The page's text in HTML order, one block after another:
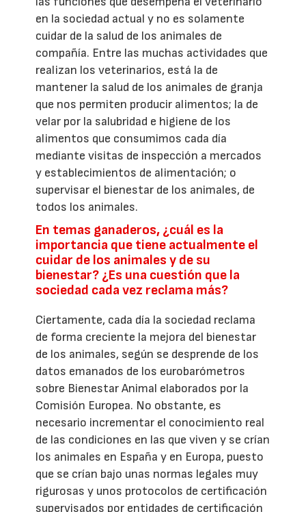
en la sociedad actual y no es solamente
cuidar de la salud de los animales de
compañía. Entre las muchas actividades que
realizan los veterinarios, está la de
mantener la salud de los animales de granja
que nos permiten producir alimentos; la de
velar por la salubridad e higiene de los
alimentos que consumimos cada día
mediante visitas de inspección a mercados
y establecimientos de alimentación; o
supervisar el bienestar de los animales, de
todos los animales.
En temas ganaderos, ¿cuál es la
importancia que tiene actualmente el
cuidar de los animales y de su
bienestar? ¿Es una cuestión que la
sociedad cada vez reclama más?
Ciertamente, cada día la sociedad reclama
de forma creciente la mejora del bienestar
de los animales, según se desprende de los
datos emanados de los eurobarómetros
sobre Bienestar Animal elaborados por la
Comisión Europea. No obstante, es
necesario incrementar el conocimiento real
de las condiciones en las que viven y se crían
los animales en España y en Europa, puesto
que se crían bajo unas normas legales muy
rigurosas y unos protocolos de certificación
supervisados por entidades de certificación